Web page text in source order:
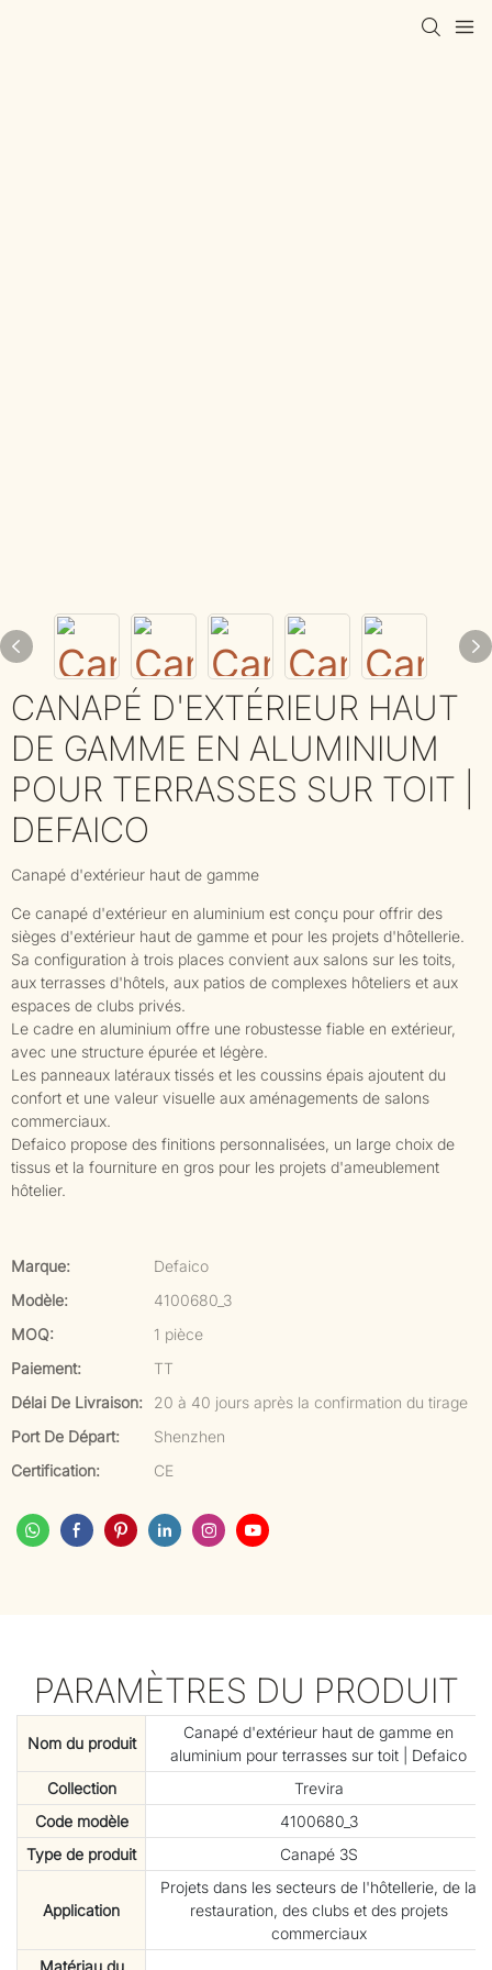
CANAPÉ D'EXTÉRIEUR HAUT
DE GAMME EN ALUMINIUM
POUR TERRASSES SUR TOIT |
DEFAICO
Canapé d'extérieur haut de gamme
Ce canapé d'extérieur en aluminium est conçu pour offrir des
sièges d'extérieur haut de gamme et pour les projets d'hôtellerie.
Sa configuration à trois places convient aux salons sur les toits,
aux terrasses d'hôtels, aux patios de complexes hôteliers et aux
espaces de clubs privés.
Le cadre en aluminium offre une robustesse fiable en extérieur,
avec une structure épurée et légère.
Les panneaux latéraux tissés et les coussins épais ajoutent du
confort et une valeur visuelle aux aménagements de salons
commerciaux.
Defaico propose des finitions personnalisées, un large choix de
tissus et la fourniture en gros pour les projets d'ameublement
hôtelier.
Marque:
Defaico
Modèle:
4100680_3
MOQ:
1 pièce
Paiement:
TT
Délai De Livraison:
20 à 40 jours après la confirmation du tirage
Port De Départ:
Shenzhen
Certification:
CE
PARAMÈTRES DU PRODUIT
Nom du produit
Canapé d'extérieur haut de gamme en
aluminium pour terrasses sur toit | Defaico
Collection
Trevira
Code modèle
4100680_3
Type de produit
Canapé 3S
Application
Projets dans les secteurs de l'hôtellerie, de la
restauration, des clubs et des projets
commerciaux